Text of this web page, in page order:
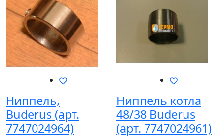
Ниппель,
Buderus (арт.
7747024964)
Ниппель котла
48/38 Buderus
(арт. 7747024961)